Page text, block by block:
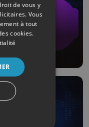
de vous y
. Vous
à tout
cookies.